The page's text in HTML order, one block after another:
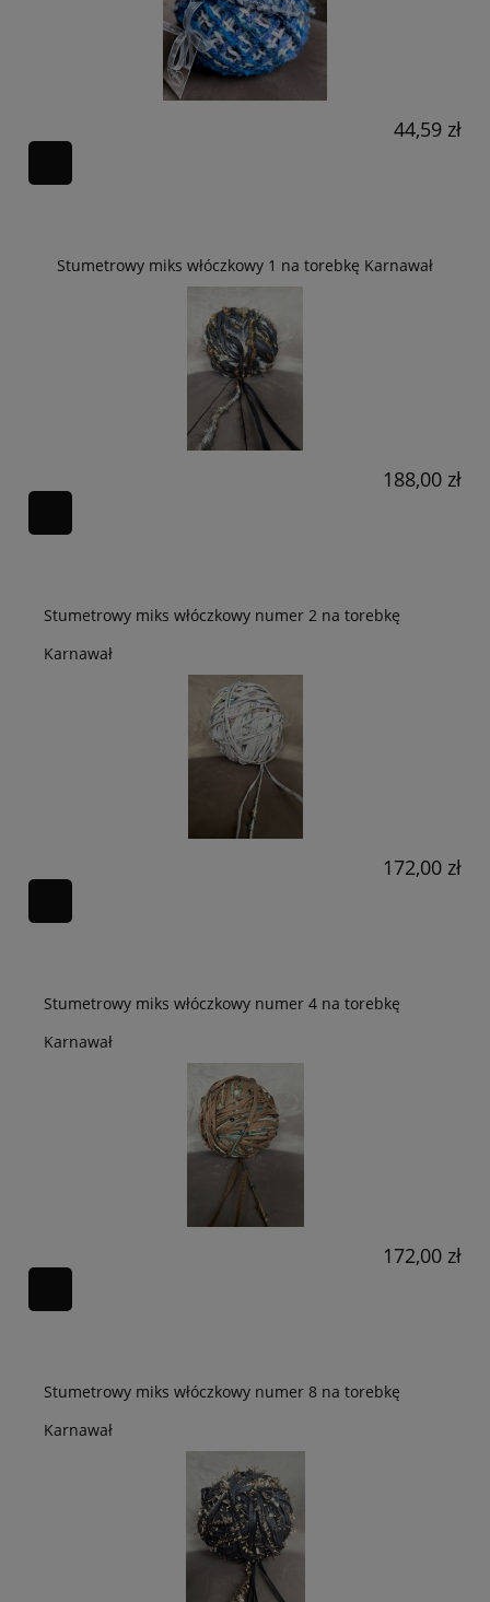
44,59 zł
Stumetrowy miks włóczkowy 1 na torebkę Karnawał
188,00 zł
Stumetrowy miks włóczkowy numer 2 na torebkę
Karnawał
172,00 zł
Stumetrowy miks włóczkowy numer 4 na torebkę
Karnawał
172,00 zł
Stumetrowy miks włóczkowy numer 8 na torebkę
Karnawał